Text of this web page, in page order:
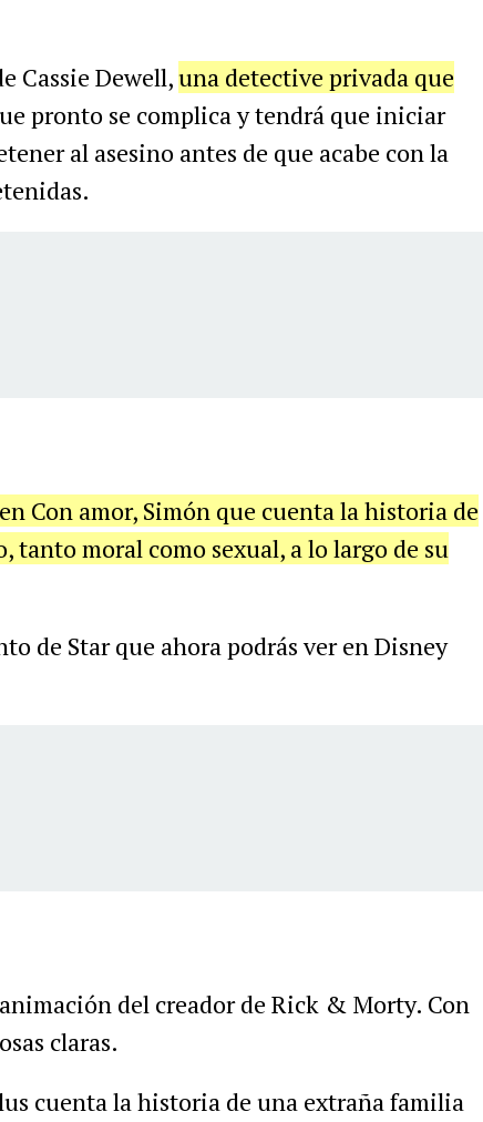
Cassie Dewell,una detective privada que
pronto se complica y tendrá que iniciar
al asesino antes de que acabe con la
Con amor, Simón que cuenta la historia de
moral como sexual, a lo largo de su
de Star que ahora podrás ver en Disney
del creador de Rick & Morty. Con
claras.
cuenta la historia de una extraña familia